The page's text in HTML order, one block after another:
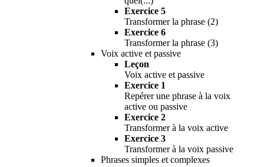
Exercice 5
Transformer la phrase (2)
Exercice 6
Transformer la phrase (3)
Voix active et passive
Leçon
Voix active et passive
Exercice 1
Repérer une phrase à la voix
active ou passive
Exercice 2
Transformer à la voix active
Exercice 3
Transformer à la voix passive
Phrases simples et complexes